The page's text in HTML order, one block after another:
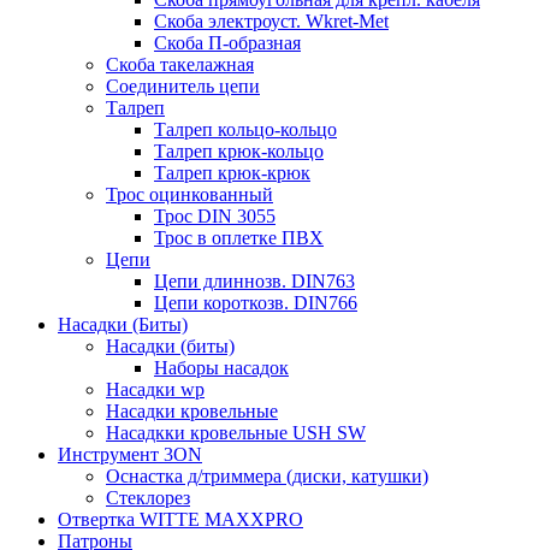
Скоба электроуст. Wkret-Met
Скоба П-образная
Скоба такелажная
Соединитель цепи
Талреп
Талреп кольцо-кольцо
Талреп крюк-кольцо
Талреп крюк-крюк
Трос оцинкованный
Трос DIN 3055
Трос в оплетке ПВХ
Цепи
Цепи длиннозв. DIN763
Цепи короткозв. DIN766
Насадки (Биты)
Насадки (биты)
Наборы насадок
Насадки wp
Насадки кровельные
Насадкки кровельные USH SW
Инструмент 3ON
Оснастка д/триммера (диски, катушки)
Стеклорез
Отвертка WITTE MAXXPRO
Патроны